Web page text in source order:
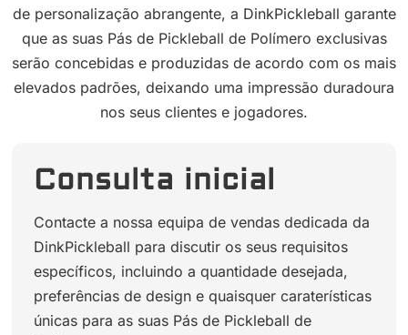
de personalização abrangente, a DinkPickleball garante
que as suas Pás de Pickleball de Polímero exclusivas
serão concebidas e produzidas de acordo com os mais
elevados padrões, deixando uma impressão duradoura
nos seus clientes e jogadores.
Consulta inicial
Contacte a nossa equipa de vendas dedicada da
DinkPickleball para discutir os seus requisitos
específicos, incluindo a quantidade desejada,
preferências de design e quaisquer caraterísticas
únicas para as suas Pás de Pickleball de